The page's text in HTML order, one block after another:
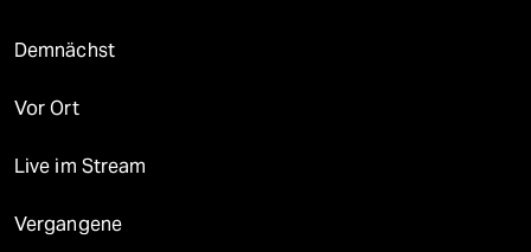
Demnächst
Vor Ort
Live im Stream
Vergangene